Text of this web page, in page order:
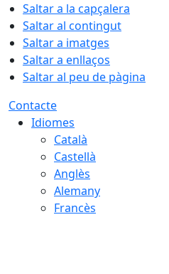
Saltar a la capçalera
Saltar al contingut
Saltar a imatges
Saltar a enllaços
Saltar al peu de pàgina
Contacte
Idiomes
Català
Castellà
Anglès
Alemany
Francès